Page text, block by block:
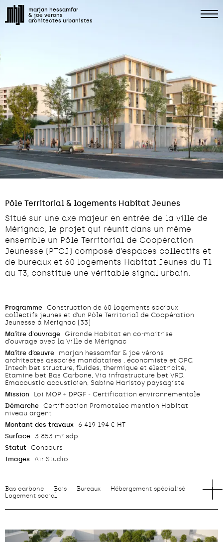
marjan hessamfar
& joe vérons
architectes urbanistes
Pôle Territorial & logements Habitat Jeunes
Situé sur une axe majeur en entrée de la ville de
Mérignac, le projet qui réunit dans un même
ensemble un Pôle Territorial de Coopération
Jeunesse (PTCJ) composé d’espaces collectifs et
de bureaux et 60 logements Habitat Jeunes du T1
au T3, constitue une véritable signal urbain.
Programme Construction de 60 logements sociaux
collectifs jeunes et d’un Pôle Territorial de Coopération
Jeunesse à Mérignac (33)
Maître d'ouvrage Gironde Habitat en co-maitrise
d’ouvrage avec la Ville de Mérignac
Maître d’œuvre
marjan hessamfar & joe vérons
architectes associés mandataires , économiste et OPC,
Intech bet structure, fluides, thermique et électricité,
Etamine bet Bas Carbone, Via infrastructure bet VRD,
Emacoustic acousticien, Sabine Haristoy paysagiste
Mission
Loi MOP + DPGF - Certification environnementale
Démarche Certification Promotelec mention Habitat
niveau argent
Montant des travaux
6 419 194 € HT
Surface
3 853 m² sdp
Statut
Concours
Images
Air Studio
Bas carbone Bois Bureaux
Hébergement spécialisé
Logement social